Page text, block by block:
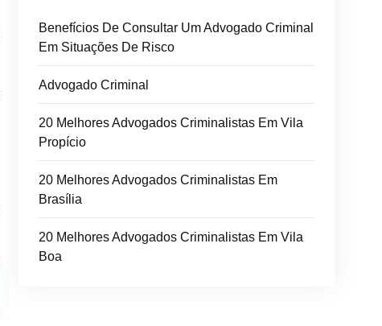
Benefícios De Consultar Um Advogado Criminal
Em Situações De Risco
Advogado Criminal
20 Melhores Advogados Criminalistas Em Vila
Propício
20 Melhores Advogados Criminalistas Em
Brasília
20 Melhores Advogados Criminalistas Em Vila
Boa